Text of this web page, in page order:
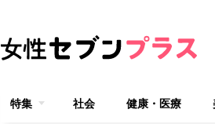
特集 社会 健康・医療